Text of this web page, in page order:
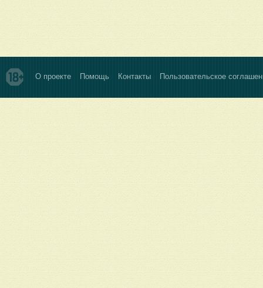
О проекте Помощь Контакты Пользовательское